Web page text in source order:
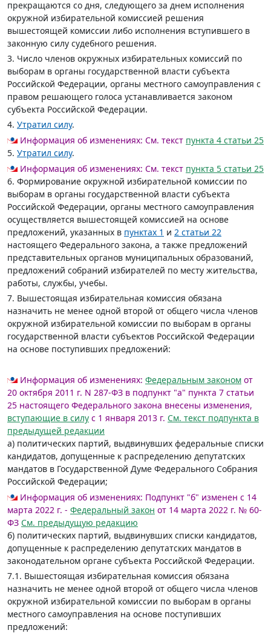
прекращаются со дня, следующего за днем исполнения
окружной избирательной комиссией решения
вышестоящей комиссии либо исполнения вступившего в
законную силу судебного решения.
3. Число членов окружных избирательных комиссий по
выборам в органы государственной власти субъекта
Российской Федерации, органы местного самоуправления с
правом решающего голоса устанавливается законом
субъекта Российской Федерации.
4. Утратил силу.
Информация об изменениях: См. текст пункта 4 статьи 25
5. Утратил силу.
Информация об изменениях: См. текст пункта 5 статьи 25
6. Формирование окружной избирательной комиссии по
выборам в органы государственной власти субъекта
Российской Федерации, органы местного самоуправления
осуществляется вышестоящей комиссией на основе
предложений, указанных в пунктах 1 и 2 статьи 22
настоящего Федерального закона, а также предложений
представительных органов муниципальных образований,
предложений собраний избирателей по месту жительства,
работы, службы, учебы.
7. Вышестоящая избирательная комиссия обязана
назначить не менее одной второй от общего числа членов
окружной избирательной комиссии по выборам в органы
государственной власти субъектов Российской Федерации
на основе поступивших предложений:
Информация об изменениях: Федеральным законом от
20 октября 2011 г. N 287-ФЗ в подпункт "а" пункта 7 статьи
25 настоящего Федерального закона внесены изменения,
вступающие в силу с 1 января 2013 г. См. текст подпункта в
предыдущей редакции
а) политических партий, выдвинувших федеральные списки
кандидатов, допущенные к распределению депутатских
мандатов в Государственной Думе Федерального Собрания
Российской Федерации;
Информация об изменениях: Подпункт "б" изменен с 14
марта 2022 г. - Федеральный закон от 14 марта 2022 г. № 60-
ФЗ См. предыдущую редакцию
б) политических партий, выдвинувших списки кандидатов,
допущенные к распределению депутатских мандатов в
законодательном органе субъекта Российской Федерации.
7.1. Вышестоящая избирательная комиссия обязана
назначить не менее одной второй от общего числа членов
окружной избирательной комиссии по выборам в органы
местного самоуправления на основе поступивших
предложений: